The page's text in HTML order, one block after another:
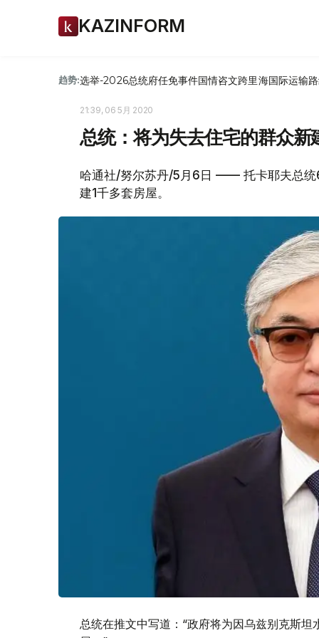
KAZINFORM
趋势:选举-2026总统府任免事件国情咨文跨里海国际运输
21:39, 06 5月 2020
总统：将为失去住宅的群众新
哈通社/努尔苏丹/5月6日 —— 托卡耶夫总统
建1千多套房屋。
总统在推文中写道：“政府将为因乌兹别克斯